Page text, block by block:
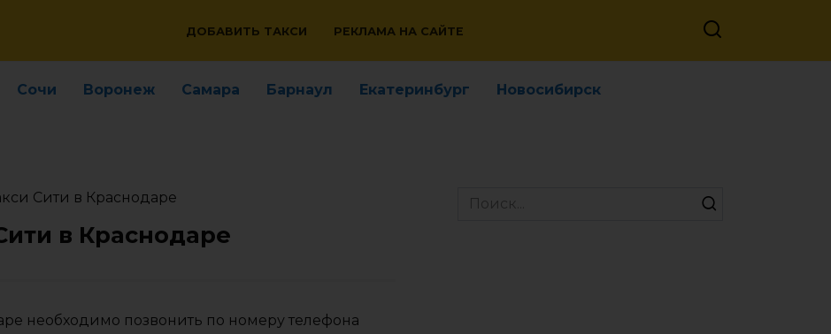
ДОБАВИТЬ ТАКСИ РЕКЛАМА НА САЙТЕ
Сочи Воронеж Самара Барнаул Екатеринбург Новосибирск
Сити в Краснодаре
в Краснодаре
необходимо позвонить по номеру телефона
Search